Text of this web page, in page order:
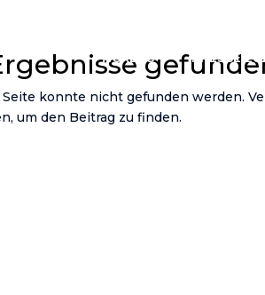
TICKETS PRESSE
konnte nicht gefunden werden.
um den Beitrag zu finden.